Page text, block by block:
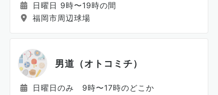
日曜日 9時〜19時の間
福岡市周辺球場
男道（オトコミチ）
日曜日のみ 9時〜17時のどこか